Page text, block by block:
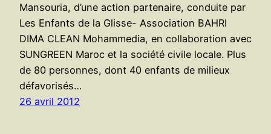
Mansouria, d’une action partenaire, conduite par
Les Enfants de la Glisse- Association BAHRI
DIMA CLEAN Mohammedia, en collaboration avec
SUNGREEN Maroc et la société civile locale. Plus
de 80 personnes, dont 40 enfants de milieux
défavorisés…
26 avril 2012